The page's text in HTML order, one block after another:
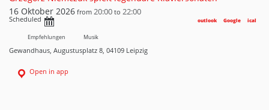
16 Oktober 2026 from 20:00 to 22:00
Scheduled ical
Google
outlook
Empfehlungen Musik
Gewandhaus, Augustusplatz 8, 04109 Leipzig
Open in app